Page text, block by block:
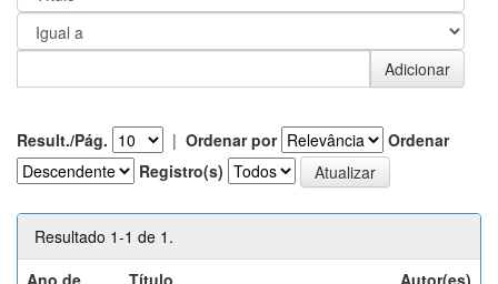
Result./Pág. | Ordenar por
Ordenar
Registro(s)
Resultado 1-1 de 1.
Ano de
Título Autor(es)